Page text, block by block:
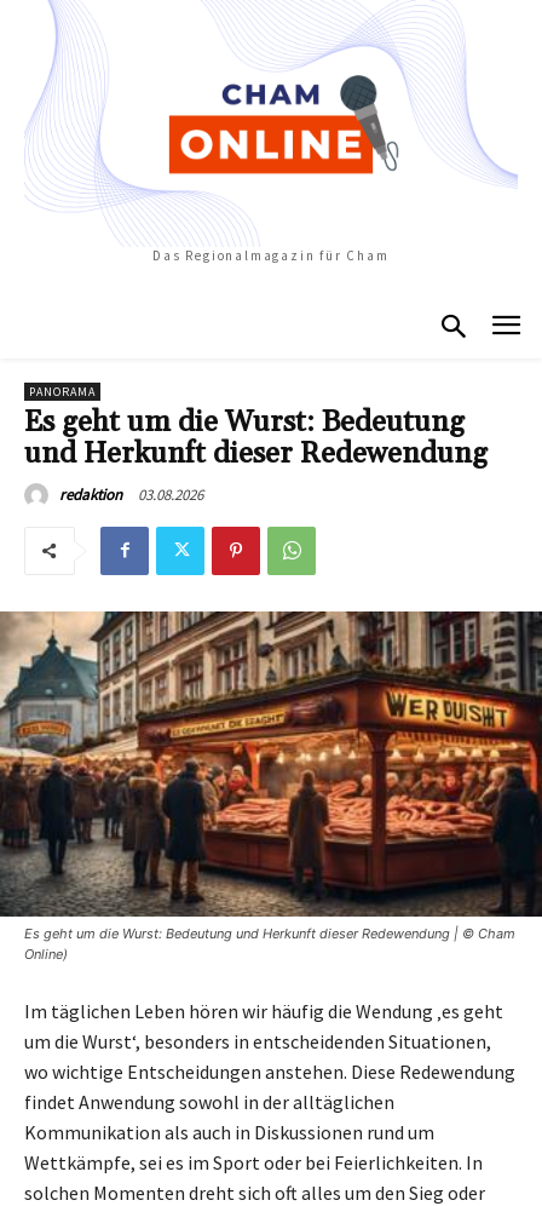
Das Regionalmagazin für Cham
PANORAMA
Es geht um die Wurst: Bedeutung
und Herkunft dieser Redewendung
redaktion 03.08.2026
Es geht um die Wurst: Bedeutung und Herkunft dieser Redewendung | © Cham
Online)
Im täglichen Leben hören wir häufig die Wendung ‚es geht
um die Wurst‘, besonders in entscheidenden Situationen,
wo wichtige Entscheidungen anstehen. Diese Redewendung
findet Anwendung sowohl in der alltäglichen
Kommunikation als auch in Diskussionen rund um
Wettkämpfe, sei es im Sport oder bei Feierlichkeiten. In
solchen Momenten dreht sich oft alles um den Sieg oder